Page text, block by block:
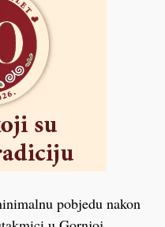
pobjedu nakon